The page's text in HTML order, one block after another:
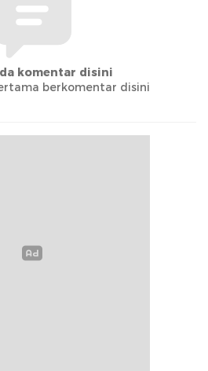
komentar disini
berkomentar disini